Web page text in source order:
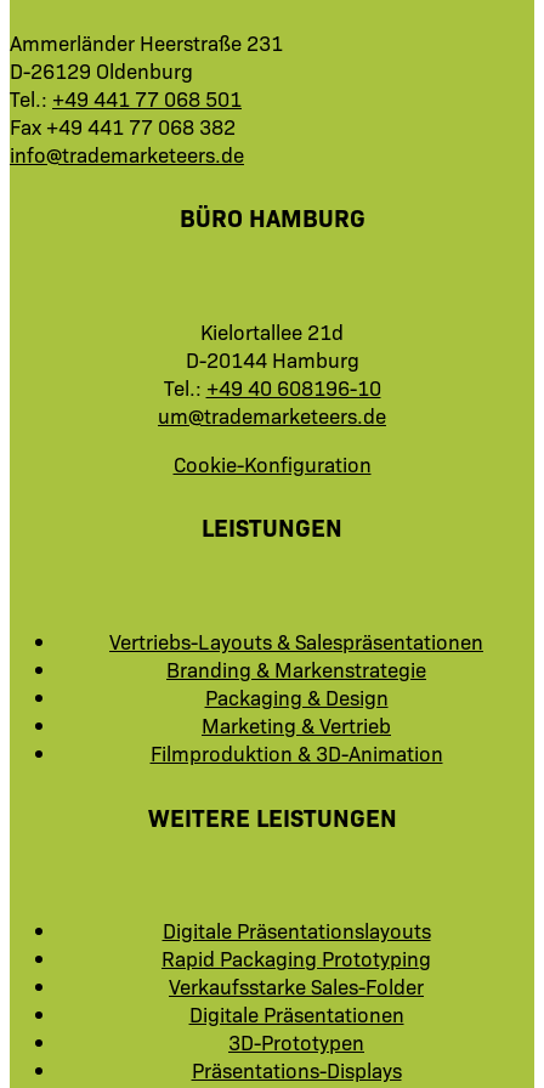
Ammerländer Heerstraße 231
D-26129 Oldenburg
Tel.: +49 441 77 068 501
Fax +49 441 77 068 382
info@trademarketeers.de
BÜRO HAMBURG
Kielortallee 21d
D-20144 Hamburg
Tel.: +49 40 608196-10
um@trademarketeers.de
Cookie-Konfiguration
LEISTUNGEN
Vertriebs-Layouts & Salespräsentationen
Branding & Markenstrategie
Packaging & Design
Marketing & Vertrieb
Filmproduktion & 3D-Animation
WEITERE LEISTUNGEN
Digitale Präsentationslayouts
Rapid Packaging Prototyping
Verkaufsstarke Sales-Folder
Digitale Präsentationen
3D-Prototypen
Präsentations-Displays